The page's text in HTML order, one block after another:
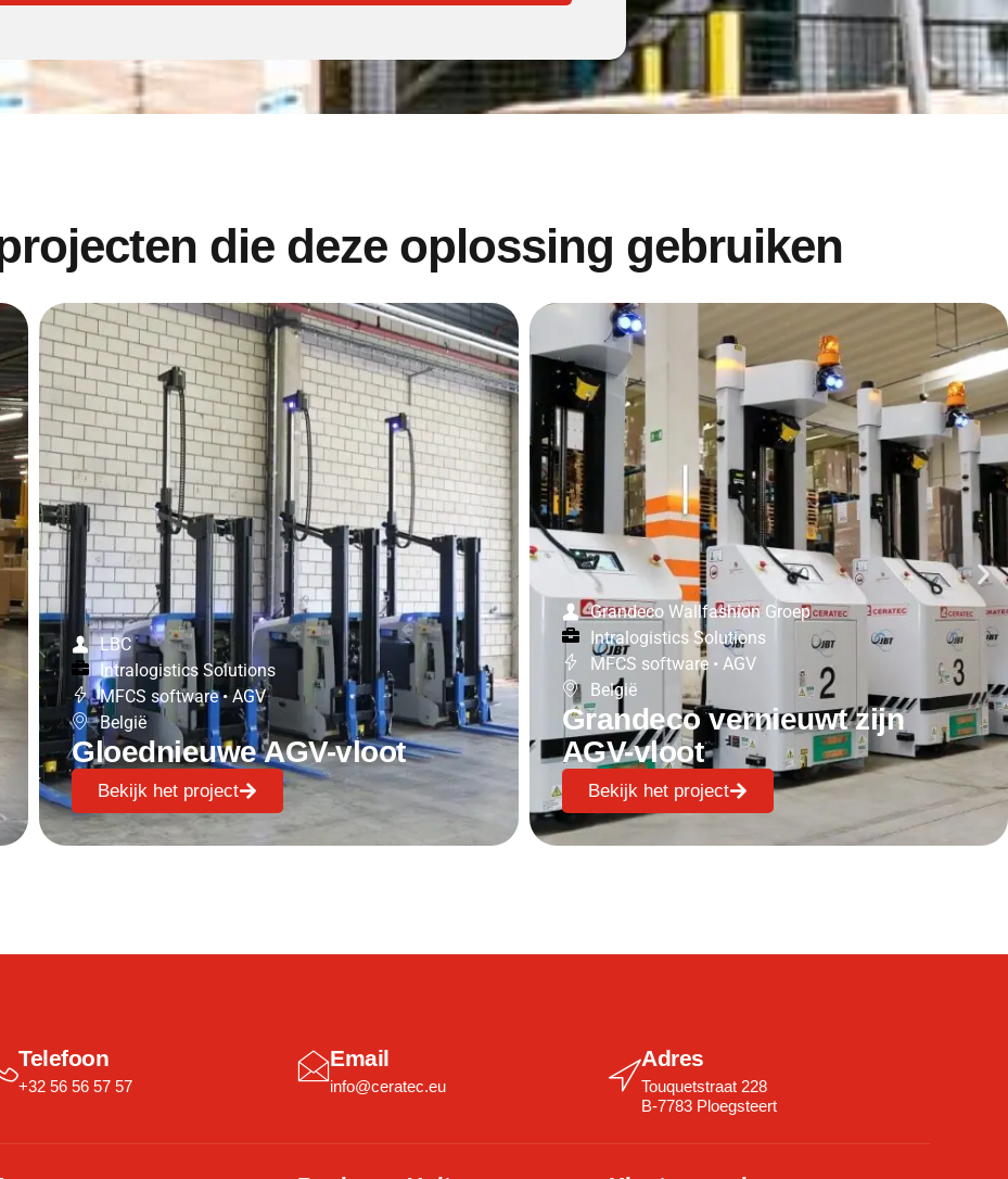
die deze oplossing gebruiken
LBC
Intralogistics Solutions
MFCS software • AGV
België
Gloednieuwe AGV-vloot
Bekijk het project
Grandeco Wallfashion Groep
Intralogistics Solutions
MFCS software • AGV
België
Grandeco vernieuwt zijn
AGV-vloot
Bekijk het project
Telefoon
+32 56 56 57 57
Email
info@ceratec.eu
Adres
Touquetstraat 228
B-7783 Ploegsteert